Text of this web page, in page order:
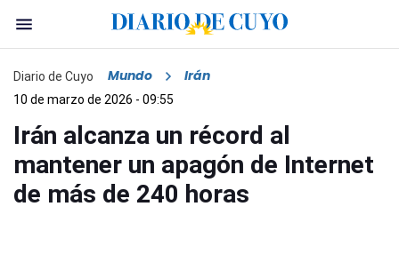
Diario de Cuyo Mundo Irán
10 de marzo de 2026 - 09:55
Irán alcanza un récord al
mantener un apagón de Internet
de más de 240 horas